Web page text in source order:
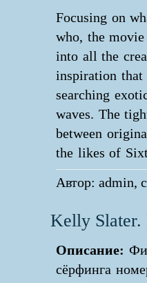
Focusing on
who, the
into all the
inspiration that
searching
waves. The
between
the likes of
Автор: admin,
Kelly
Описание:
сёрфинга